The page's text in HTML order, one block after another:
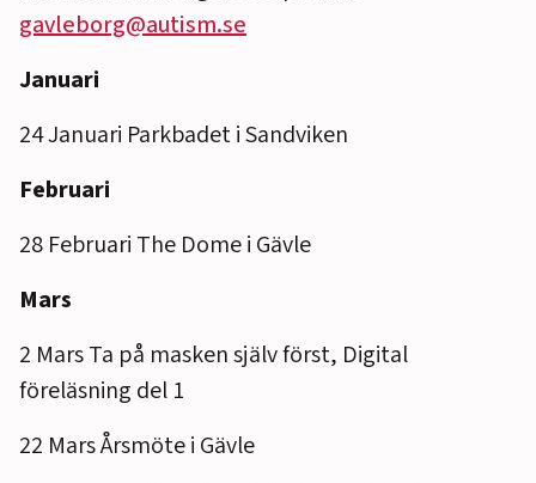
gavleborg@autism.se
Januari
24 Januari Parkbadet i Sandviken
Februari
28 Februari The Dome i Gävle
Mars
2 Mars Ta på masken själv först, Digital
föreläsning del 1
22 Mars Årsmöte i Gävle